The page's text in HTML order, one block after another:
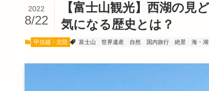
【富士山観光】西湖の見
気になる歴史とは？
2022
8/22
甲信越・北陸 富士山 世界遺産 自然 国内旅行 絶景 海・湖